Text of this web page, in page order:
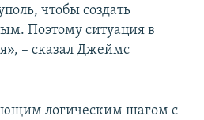
чтобы создать
Поэтому ситуация в
– сказал Джеймс
логическим шагом с